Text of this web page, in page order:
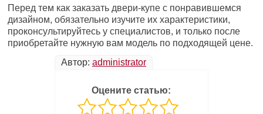
Перед тем как заказать двери-купе с понравившемся
дизайном, обязательно изучите их характеристики,
проконсультируйтесь у специалистов, и только после
приобретайте нужную вам модель по подходящей цене.
Автор: administrator
Оцените статью: